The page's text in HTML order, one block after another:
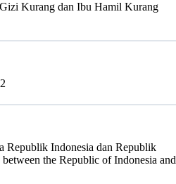
Kurang dan Ibu Hamil Kurang
Republik Indonesia dan Republik
the Republic of Indonesia and